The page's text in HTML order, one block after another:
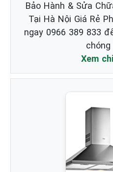
Bảo Hành & Sửa
Tại Hà Nội Giá Rẻ
ngay 0966 389 833
chóng
Xem